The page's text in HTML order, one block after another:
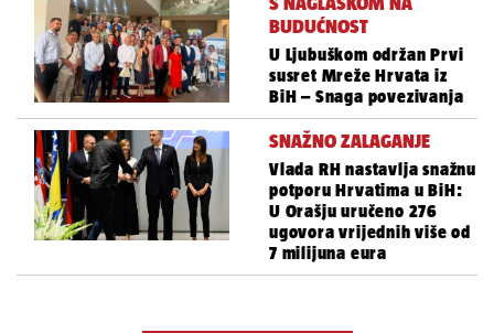
BUDUĆNOST
U Ljubuškom održan Prvi
susret Mreže Hrvata iz
BiH – Snaga povezivanja
SNAŽNO ZALAGANJE
Vlada RH nastavlja snažnu
potporu Hrvatima u BiH:
U Orašju uručeno 276
ugovora vrijednih više od
7 milijuna eura